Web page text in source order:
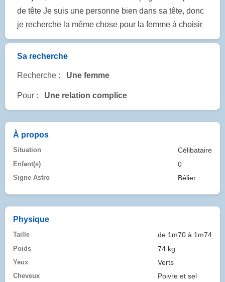
de tête Je suis une personne bien dans sa tête, donc
je recherche la même chose pour la femme à choisir
Sa recherche
Recherche : Une femme
Pour : Une relation complice
À propos
Situation Célibataire
Enfant(s) 0
Signe Astro Bélier
Physique
Taille de 1m70 à 1m74
Poids 74 kg
Yeux Verts
Cheveux Poivre et sel